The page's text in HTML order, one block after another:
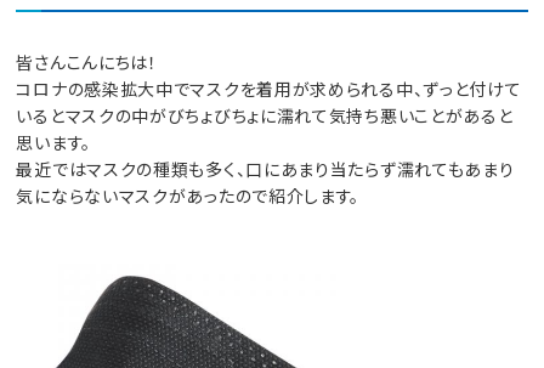
皆さんこんにちは！
コロナの感染拡大中でマスクを着用が求められる中、ずっと付けて
いるとマスクの中がびちょびちょに濡れて気持ち悪いことがあると
思います。
最近ではマスクの種類も多く、口にあまり当たらず濡れてもあまり
気にならないマスクがあったので紹介します。